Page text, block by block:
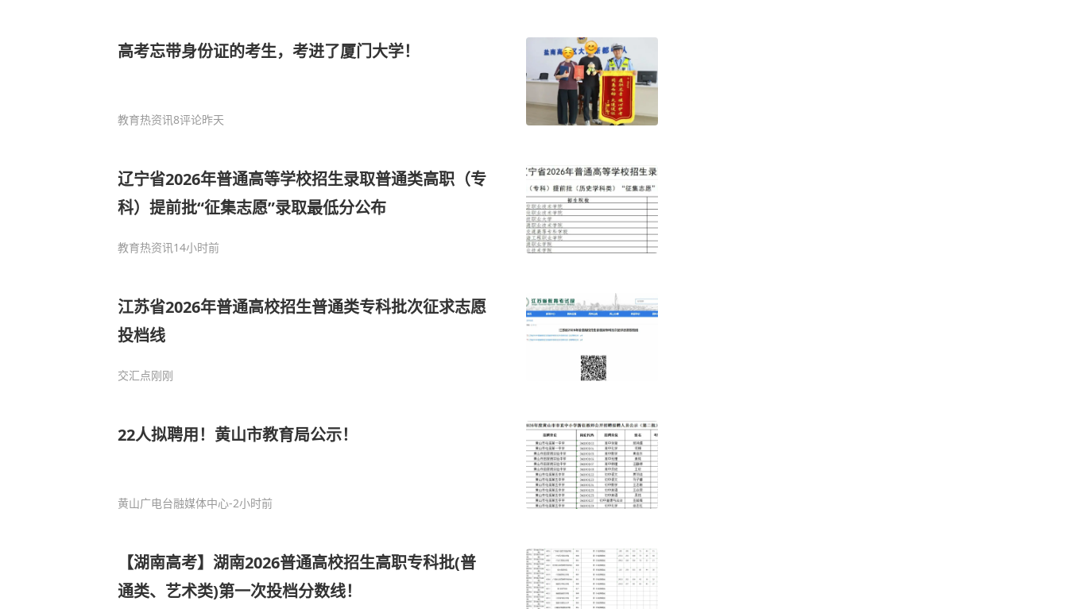
高考忘带身份证的考生，考进了厦门大学！
教育热资讯8评论昨天
辽宁省2026年普通高等学校招生录取普通类高职（专
科）提前批“征集志愿”录取最低分公布
教育热资讯14小时前
江苏省2026年普通高校招生普通类专科批次征求志愿
投档线
交汇点刚刚
22人拟聘用！黄山市教育局公示！
黄山广电台融媒体中心-2小时前
【湖南高考】湖南2026普通高校招生高职专科批(普
通类、艺术类)第一次投档分数线！